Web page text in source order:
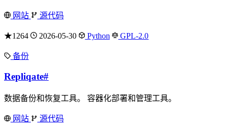
网站 源代码
★1264 2026-05-30 Python GPL-2.0
备份
Repliqate#
数据备份和恢复工具。 容器化部署和管理工具。
网站 源代码